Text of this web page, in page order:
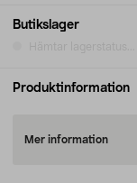
Butikslager
Produktinformation
Mer information